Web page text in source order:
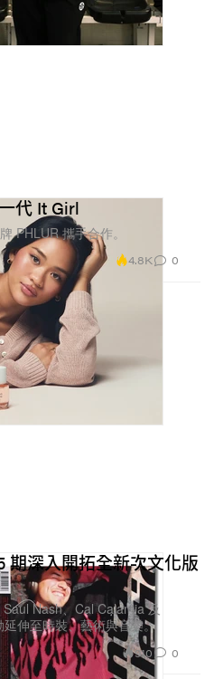
代 It Girl
PHLUR 攜手合作。
4.8K 0
期深入開拓全新次文化版
Nash、Cal Calamia 及
伸至時裝、藝術與音樂。
910 0